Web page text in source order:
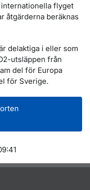
flyget
åtgärderna beräknas
delaktiga i eller som
utsläppen från
del för Europa
för Sverige.